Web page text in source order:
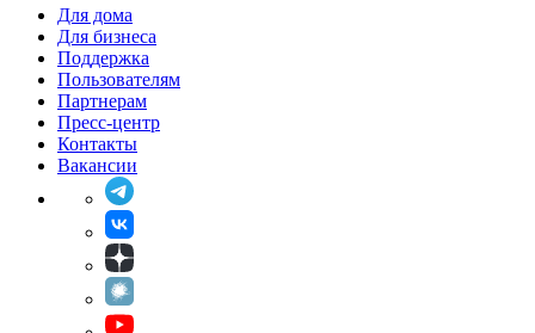
Для дома
Для бизнеса
Поддержка
Пользователям
Партнерам
Пресс-центр
Контакты
Вакансии